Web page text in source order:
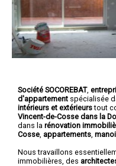
Société SOCOREBAT,
d'appartement spécialisée
intérieurs et extérieurstout
Vincent-de-Cosse dans la
dans la rénovation
Cosse appartements
Nous travaillons
immobilières, des